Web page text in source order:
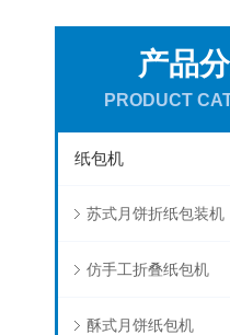
产品
PRODUCT
纸包机
苏式月饼折纸包装机
仿手工折叠纸包机
酥式月饼纸包机